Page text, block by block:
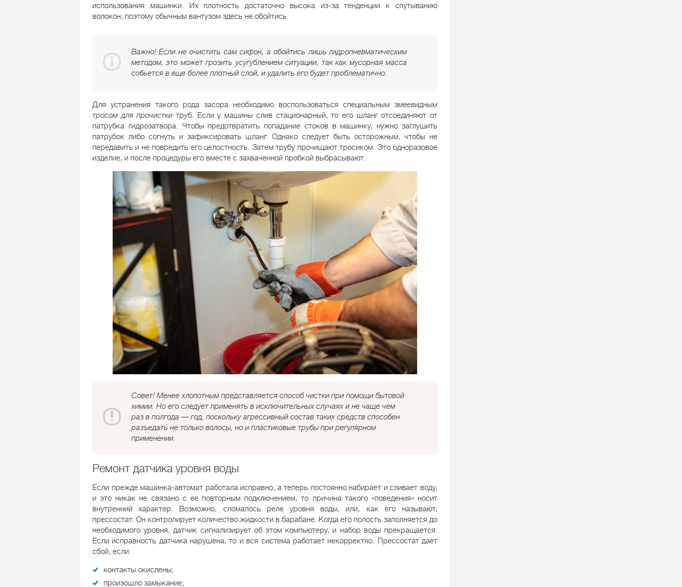
использования машинки. Их плотность достаточно высока из-за тенденции к спутыванию
волокон, поэтому обычным вантузом здесь не обойтись.
Важно! Если не очистить сам сифон, а обойтись лишь гидропневматическим
методом, это может грозить усугублением ситуации, так как мусорная масса
собьется в еще более плотный слой, и удалить его будет проблематично.
Для устранения такого рода засора необходимо воспользоваться специальным змеевидным
тросом для прочистки труб. Если у машины слив стационарный, то его шланг отсоединяют от
патрубка гидрозатвора. Чтобы предотвратить попадание стоков в машинку, нужно заглушить
патрубок либо согнуть и зафиксировать шланг. Однако следует быть осторожным, чтобы не
передавить и не повредить его целостность. Затем трубу прочищают тросиком. Это одноразовое
изделие, и после процедуры его вместе с захваченной пробкой выбрасывают.
Совет! Менее хлопотным представляется способ чистки при помощи бытовой
химии. Но его следует применять в исключительных случаях и не чаще чем
раз в полгода — год, поскольку агрессивный состав таких средств способен
разъедать не только волосы, но и пластиковые трубы при регулярном
применении.
Ремонт датчика уровня воды
Если прежде машинка-автомат работала исправно, а теперь постоянно набирает и сливает воду,
и это никак не связано с ее повторным подключением, то причина такого «поведения» носит
внутренний характер. Возможно, сломалось реле уровня воды, или, как его называют,
прессостат. Он контролирует количество жидкости в барабане. Когда его полость заполняется до
необходимого уровня, датчик сигнализирует об этом компьютеру, и набор воды прекращается.
Если исправность датчика нарушена, то и вся система работает некорректно. Прессостат дает
сбой, если:
контакты окислены;
произошло замыкание;